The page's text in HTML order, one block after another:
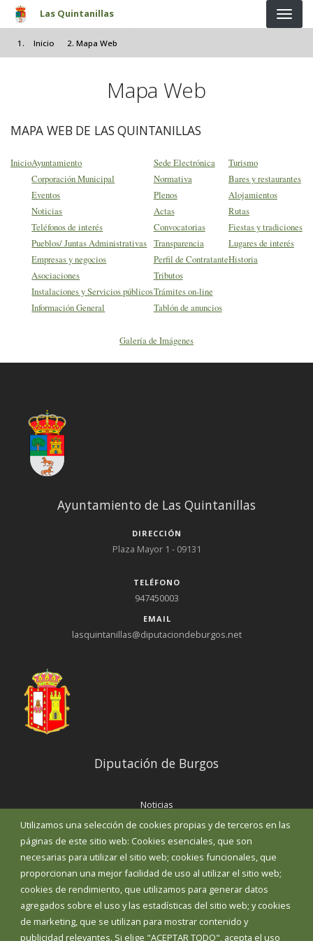
Pasar al contenido principal
Las Quintanillas
Inicio Mapa Web
Mapa Web
MAPA WEB DE LAS QUINTANILLAS
InicioAyuntamiento
Corporación Municipal
Eventos
Noticias
Teléfonos de interés
Pueblos/ Juntas Administrativas
Empresas y negocios
Asociaciones
Instalaciones y Servicios públicos
Información General
Sede Electrónica
Normativa
Plenos
Actas
Convocatorias
Transparencia
Perfil de Contratante
Tributos
Trámites on-line
Tablón de anuncios
Turismo
Bares y restaurantes
Alojamientos
Rutas
Fiestas y tradiciones
Lugares de interés
Historia
Galería de Imágenes
Utilizamos una selección de cookies propias y de terceros en las
páginas de este sitio web: Cookies esenciales, que son
necesarias para utilizar el sitio web; cookies funcionales, que
proporcionan una mejor facilidad de uso al utilizar el sitio web;
cookies de rendimiento, que utilizamos para generar datos
agregados sobre el uso y las estadísticas del sitio web; y cookies
de marketing, que se utilizan para mostrar contenido y
publicidad relevantes. Si elige "ACEPTAR TODO", acepta el uso
Ayuntamiento de Las Quintanillas
DIRECCIÓN
Plaza Mayor 1 - 09131
TELÉFONO
947450003
EMAIL
lasquintanillas@diputaciondeburgos.net
Diputación de Burgos
Noticias
Eventos
Corporación Municipal
Teléfonos de interés
INICIAR SESIÓN
MAPA WEB